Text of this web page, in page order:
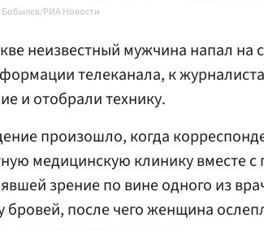
Бобылев/РИА Новости
неизвестный мужчина напал на
телеканала, к
и отобрали технику.
произошло, когда
медицинскую клинику вместе с
зрение по вине одного из
бровей, после чего женщина